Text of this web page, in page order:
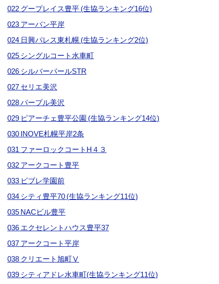
022 グープレイス豊平 (生協ランキング16位)
023 アーバン平岸
024 日興パレス東札幌 (生協ランキング2位)
025 シングルコート水車町
026 シルバーパールSTR
027 セリエ美沢
028 パープル美沢
029 ピアーチェ豊平公園 (生協ランキング14位)
030 INOVE札幌平岸2条
031 ファーロックコートH４３
032 アークコート豊平
033 ビブレ学園前
034 シティ豊平70 (生協ランキング11位)
035 NACビル豊平
036 エクセレントハウス豊平37
037 アークコート平岸
038 クリエート旭町Ⅴ
039 シティアドレ水車町(生協ランキング11位)